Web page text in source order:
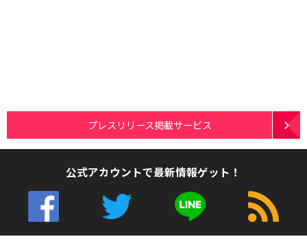
プレスリリース掲載サービス
公式アカウントで最新情報ゲット！